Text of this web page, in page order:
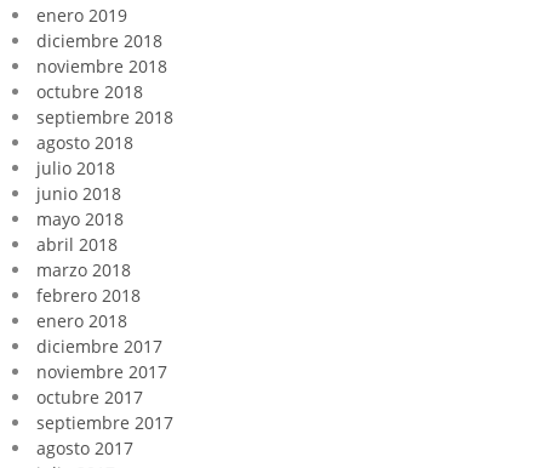
enero 2019
diciembre 2018
noviembre 2018
octubre 2018
septiembre 2018
agosto 2018
julio 2018
junio 2018
mayo 2018
abril 2018
marzo 2018
febrero 2018
enero 2018
diciembre 2017
noviembre 2017
octubre 2017
septiembre 2017
agosto 2017